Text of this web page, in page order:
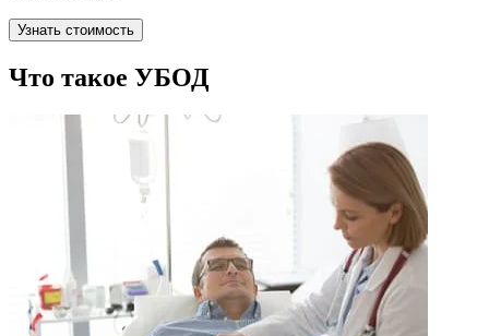
Узнать стоимость
Что такое УБОД